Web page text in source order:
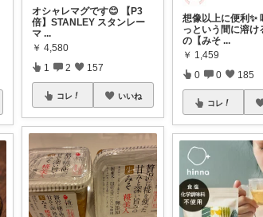
オシャレマグです😊 【P3
倍】STANLEY スタンレー
マ ...
￥ 4,580
1 2 157
コレ いいね
想像以上に便利✨
っという間に溶け
の【みそ ...
￥ 1,459
0 0 185
コレ